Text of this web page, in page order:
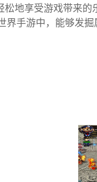
地享受游戏带来
手游中，能够发掘